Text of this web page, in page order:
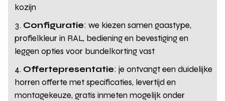
kozijn
Configuratie: we kiezen samen gaastype,
profielkleur in RAL, bediening en bevestiging en
leggen opties voor bundelkorting vast
Offertepresentatie: je ontvangt een duidelijke
horren offerte met specificaties, levertijd en
montagekeuze, gratis inmeten mogelijk onder